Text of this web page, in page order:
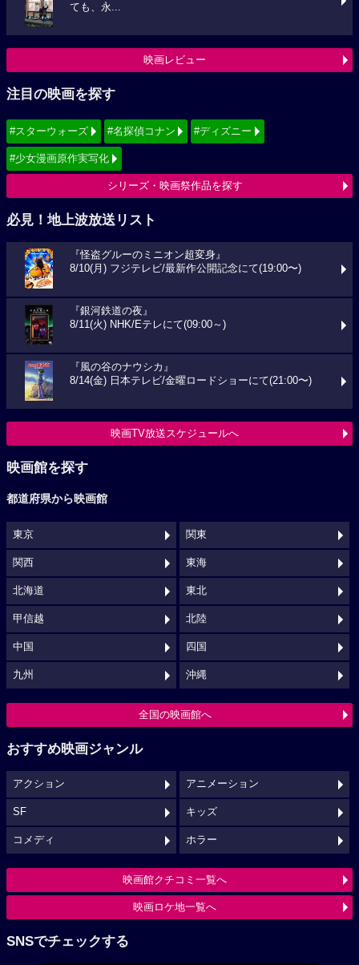
ても、永...
映画レビュー
注目の映画を探す
#スターウォーズ #名探偵コナン #ディズニー
#少女漫画原作実写化
シリーズ・映画祭作品を探す
必見！地上波放送リスト
『怪盗グルーのミニオン超変身』
8/10(月) フジテレビ/最新作公開記念にて(19:00〜)
『銀河鉄道の夜』
8/11(火) NHK/Eテレにて(09:00～)
『風の谷のナウシカ』
8/14(金) 日本テレビ/金曜ロードショーにて(21:00〜)
映画TV放送スケジュールへ
映画館を探す
都道府県から映画館
東京 関東
関西 東海
北海道 東北
甲信越 北陸
中国 四国
九州 沖縄
全国の映画館へ
おすすめ映画ジャンル
アクション アニメーション
SF キッズ
コメディ ホラー
映画館クチコミ一覧へ
映画ロケ地一覧へ
SNSでチェックする